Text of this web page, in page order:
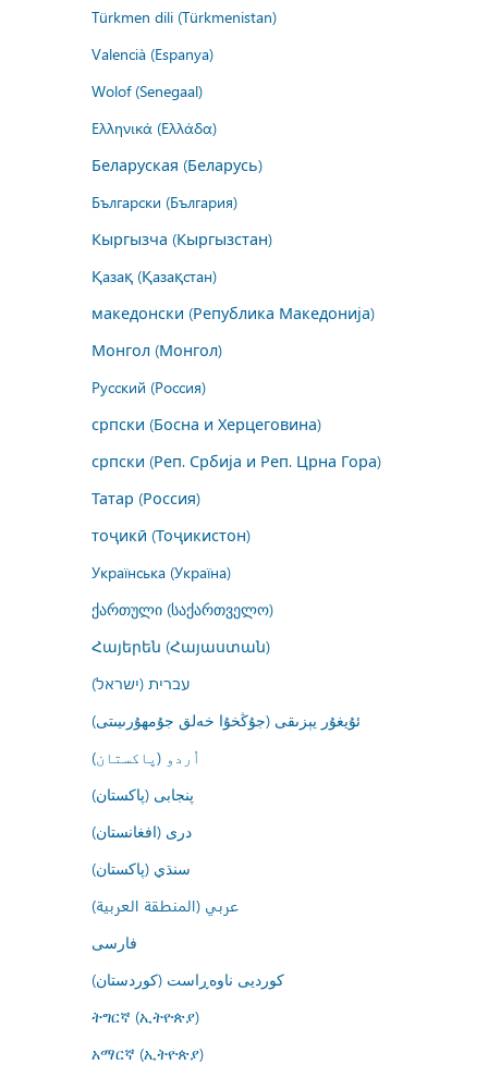
Türkmen dili (Türkmenistan)
Valencià (Espanya)
Wolof (Senegaal)
Ελληνικά (Ελλάδα)
Беларуская (Беларусь)
Български (България)
Кыргызча (Кыргызстан)
Қазақ (Қазақстан)
македонски (Република Македонија)
Монгол (Монгол)
Русский (Россия)
српски (Босна и Херцеговина)
српски (Реп. Србија и Реп. Црна Гора)
Татар (Россия)
тоҷикӣ (Тоҷикистон)
Українська (Україна)
ქართული (საქართველო)
Հայերեն (Հայաստան)
עברית (ישראל)
ئۇيغۇر يېزىقى (جۇڭخۇا خەلق جۇمھۇرىيىتى)
اُردو (پاکستان)
پنجابی (پاکستان)
درى (افغانستان)
سنڌي (پاکستان)
عربي (المنطقة العربية)
فارسى
کوردیی ناوەڕاست (کوردستان)
ትግርኛ (ኢትዮጵያ)
አማርኛ (ኢትዮጵያ)